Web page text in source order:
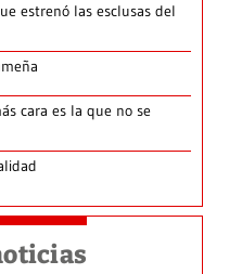
estrenó las esclusas del
cara es la que no se